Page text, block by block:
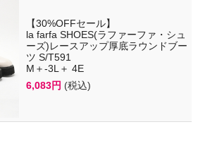
【30%OFFセール】
la farfa SHOES(ラファーファ・シュ
ーズ)レースアップ厚底ラウンドブー
ツ S/T591
M＋-3L＋ 4E
6,083円 (税込)